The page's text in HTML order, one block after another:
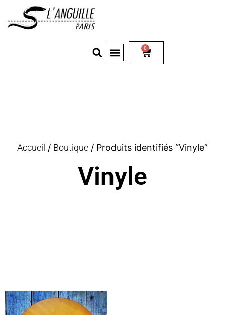
0
Accueil / Boutique / Produits identifiés “Vinyle”
Vinyle